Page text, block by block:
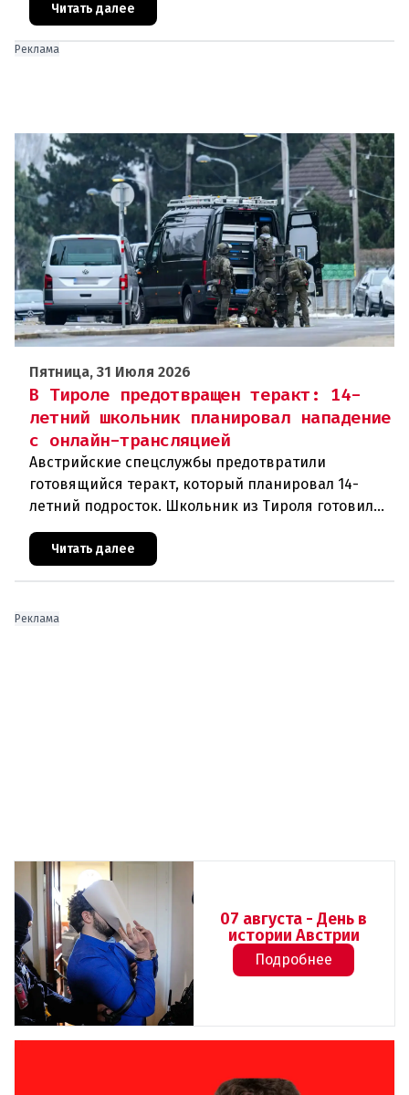
Полиция задержала двух п
Читать далее
Реклама
Пятница, 31 Июля 2026
В Тироле предотвращен теракт: 14-
летний школьник планировал нападение
с онлайн-трансляцией
Австрийские спецслужбы предотвратили
готовящийся теракт, который планировал 14-
летний подросток. Школьник из Тироля готовил
нападение на религиозные учреждения и
намеревался транслировать свои действи
Читать далее
Реклама
07 августа - День в
истории Австрии
Подробнее